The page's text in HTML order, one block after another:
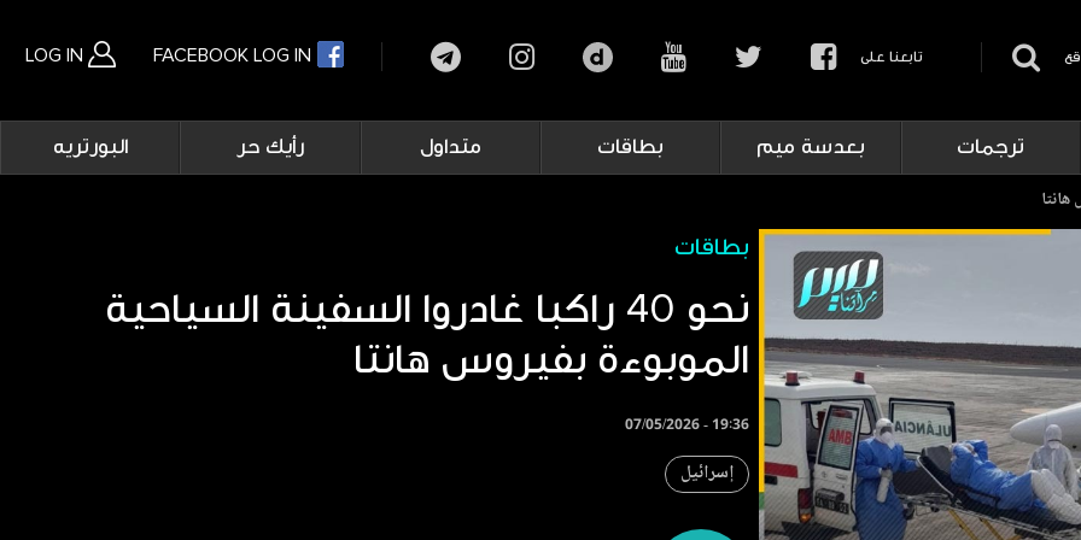
LOG IN FACEBOOK LOG IN تابعنا على
Main
navigation
ترجمات بعدسة ميم بطاقات متداول رأيك حر البورتريه
بطاقات
نحو 40 راكبا غادروا السفينة السياحية
الموبوءة بفيروس هانتا
07/05/2026 - 19:36
إسرائيل